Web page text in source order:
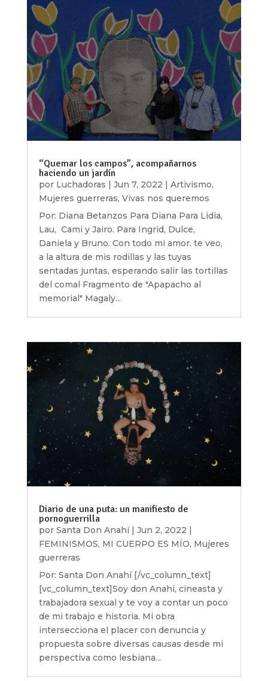
“Quemar los campos”, acompañarnos
haciendo un jardín
por Luchadoras | Jun 7, 2022 | Artivismo,
Mujeres guerreras, Vivas nos queremos
Por: Diana Betanzos Para Diana Para Lidia,
Lau, Cami y Jairo. Para Ingrid, Dulce,
Daniela y Bruno. Con todo mi amor. te veo,
a la altura de mis rodillas y las tuyas
sentadas juntas, esperando salir las tortillas
del comal Fragmento de "Apapacho al
memorial" Magaly...
Diario de una puta: un manifiesto de
pornoguerrilla
por Santa Don Anahí| Jun 2, 2022 |
FEMINISMOS, MI CUERPO ES MÍO, Mujeres
guerreras
Por: Santa Don Anahí [/vc_column_text]
[vc_column_text]Soy don Anahí, cineasta y
trabajadora sexual y te voy a contar un poco
de mi trabajo e historia. Mi obra
intersecciona el placer con denuncia y
propuesta sobre diversas causas desde mi
perspectiva como lesbiana...